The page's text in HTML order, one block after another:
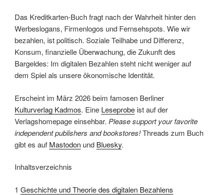
Das Kreditkarten-Buch fragt nach der Wahrheit hinter den
Werbeslogans, Firmenlogos und Fernsehspots. Wie wir
bezahlen, ist politisch. Soziale Teilhabe und Differenz,
Konsum, finanzielle Überwachung, die Zukunft des
Bargeldes: Im digitalen Bezahlen steht nicht weniger auf
dem Spiel als unsere ökonomische Identität.
Erscheint im März 2026 beim famosen Berliner
Kulturverlag Kadmos. Eine Leseprobe ist auf der
Verlagshomepage einsehbar. Please support your favorite
independent publishers and bookstores!Threads zum Buch
gibt es auf Mastodon und Bluesky.
Inhaltsverzeichnis
1 Geschichte und Theorie des digitalen Bezahlens